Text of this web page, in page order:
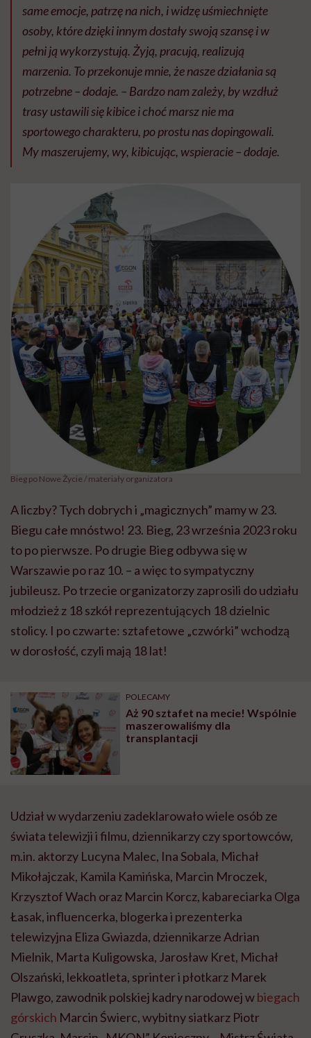
same emocje, patrzę na nich, i widzę uśmiechnięte
osoby, które dzięki innym dostały swoją szansę i w
pełni ją wykorzystują. Żyją, pracują, realizują
marzenia. To przekonuje mnie, że nasze działania są
potrzebne – dodaje. – Bardzo nam zależy, by wzdłuż
trasy ustawili się kibice i choć marsz nie ma
sportowego charakteru, po prostu nas dopingowali.
My maszerujemy, wy, kibicując, wspieracie–dodaje.
Bieg po Nowe Życie / materiały organizatora
A liczby? Tych dobrych i „magicznych” mamy w 23.
Biegu całe mnóstwo! 23. Bieg, 23 września 2023 roku
to po pierwsze. Po drugie Bieg odbywa się w
Warszawie po raz 10. – a więc to sympatyczny
jubileusz. Po trzecie organizatorzy zaprosili do udziału
młodzież z 18 szkół reprezentujących 18 dzielnic
stolicy. I po czwarte: sztafetowe „czwórki” wchodzą
w dorosłość, czyli mają 18 lat!
POLECAMY
Aż 90 sztafet na mecie! Wspólnie
maszerowaliśmy dla
transplantacji
Udział w wydarzeniu zadeklarowało wiele osób ze
świata telewizji i filmu, dziennikarzy czy sportowców,
m.in. aktorzy Lucyna Malec, Ina Sobala, Michał
Mikołajczak, Kamila Kamińska, Marcin Mroczek,
Krzysztof Wach oraz Marcin Korcz, kabareciarka Olga
Łasak, influencerka, blogerka i prezenterka
telewizyjna Eliza Gwiazda, dziennikarze Adrian
Mielnik, Marta Kuligowska, Jarosław Kret, Michał
Olszański, lekkoatleta, sprinter i płotkarz Marek
Plawgo, zawodnik polskiej kadry narodowej wbiegach
górskich Marcin Świerc, wybitny siatkarz Piotr